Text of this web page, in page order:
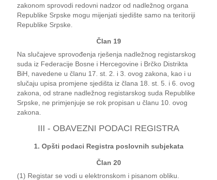
zakonom sprovodi redovni nadzor od nadležnog organa
Republike Srpske mogu mijenjati sjedište samo na teritoriji
Republike Srpske.
Član 19
Na slučajeve sprovođenja rješenja nadležnog registarskog
suda iz Federacije Bosne i Hercegovine i Brčko Distrikta
BiH, navedene u članu 17. st. 2. i 3. ovog zakona, kao i u
slučaju upisa promjene sjedišta iz člana 18. st. 5. i 6. ovog
zakona, od strane nadležnog registarskog suda Republike
Srpske, ne primjenjuje se rok propisan u članu 10. ovog
zakona.
III - OBAVEZNI PODACI REGISTRA
1. Opšti podaci Registra poslovnih subjekata
Član 20
(1) Registar se vodi u elektronskom i pisanom obliku.